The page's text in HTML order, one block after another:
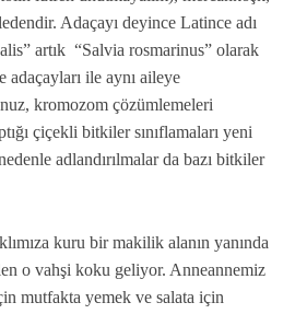
Adaçayı deyince Latince adı
artık “Salvia rosmarinus” olarak
ile aynı aileye
kromozom çözümlemeleri
çiçekli bitkiler sınıflamaları yeni
adlandırılmalar da bazı bitkiler
kuru bir makilik alanın yanında
o vahşi koku geliyor. Anneannemiz
mutfakta yemek ve salata için